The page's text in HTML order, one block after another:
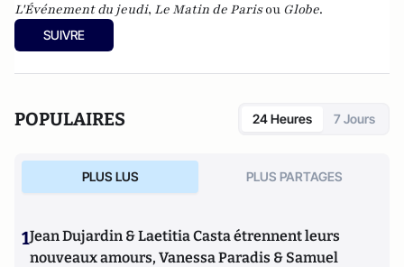
L'Événement du jeudi, Le Matin de Parisou Globe.
SUIVRE
POPULAIRES 24 Heures 7 Jours
PLUS LUS PLUS PARTAGES
1Jean Dujardin & Laetitia Casta étrennent leurs
nouveaux amours, Vanessa Paradis & Samuel